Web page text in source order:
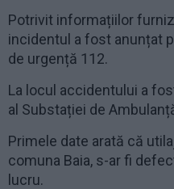
Potrivit informațiilor
incidentul a fost anunțat
de urgență 112.
La locul accidentului a
al Substației de
Primele date arată că
comuna Baia, s-ar fi
lucru.